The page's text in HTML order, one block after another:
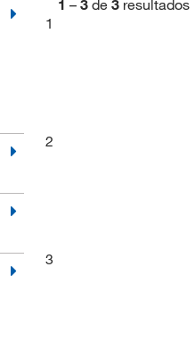
1 – 3 de 3 resultados
1
2
3